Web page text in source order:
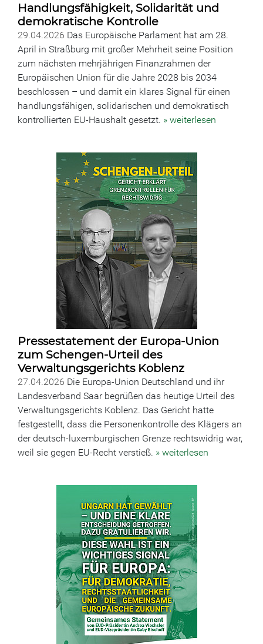
Handlungsfähigkeit, Solidarität und
demokratische Kontrolle
29.04.2026 Das Europäische Parlament hat am 28.
April in Straßburg mit großer Mehrheit seine Position
zum nächsten mehrjährigen Finanzrahmen der
Europäischen Union für die Jahre 2028 bis 2034
beschlossen – und damit ein klares Signal für einen
handlungsfähigen, solidarischen und demokratisch
kontrollierten EU-Haushalt gesetzt. » weiterlesen
Pressestatement der Europa-Union
zum Schengen-Urteil des
Verwaltungsgerichts Koblenz
27.04.2026 Die Europa-Union Deutschland und ihr
Landesverband Saar begrüßen das heutige Urteil des
Verwaltungsgerichts Koblenz. Das Gericht hatte
festgestellt, dass die Personenkontrolle des Klägers an
der deutsch-luxemburgischen Grenze rechtswidrig war,
weil sie gegen EU-Recht verstieß. » weiterlesen